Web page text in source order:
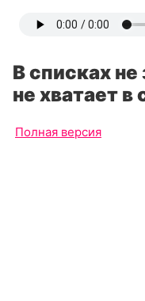
В списках не
не хватает в
Полная версия